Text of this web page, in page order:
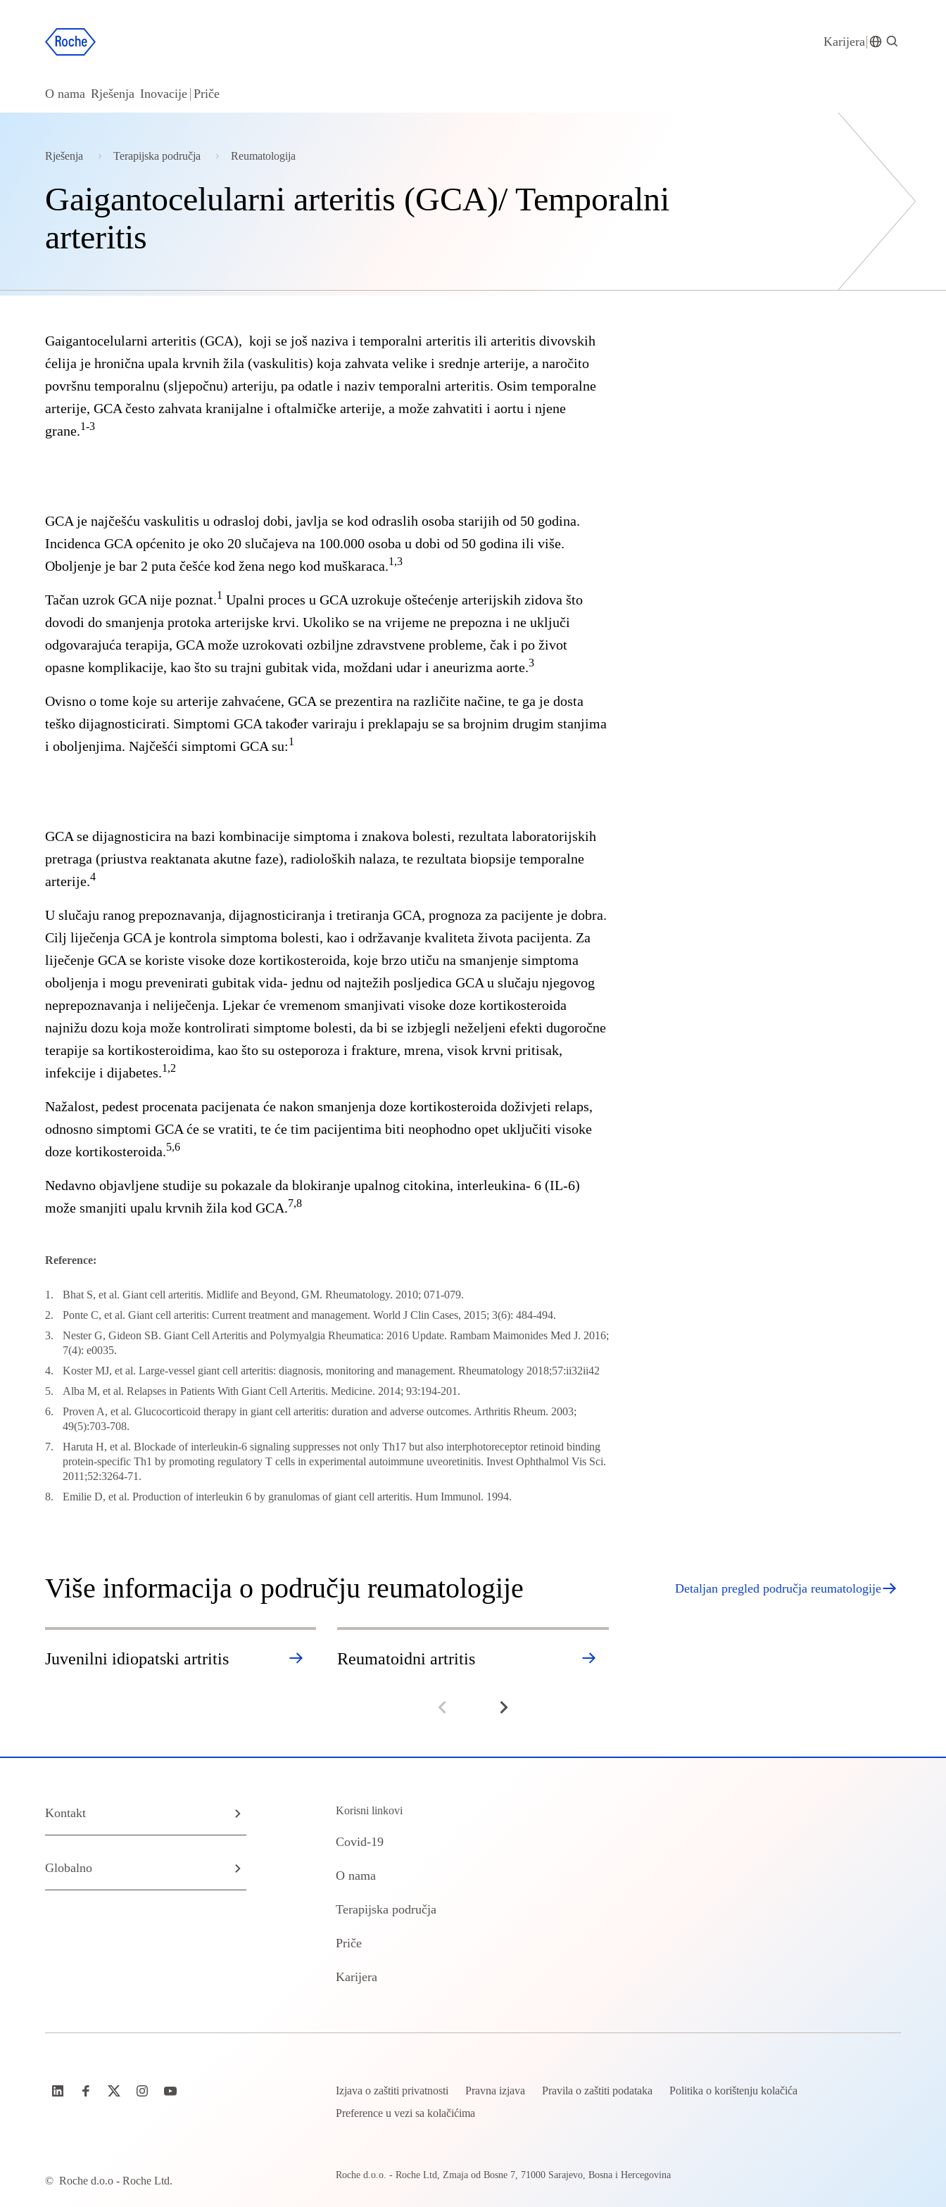
Karijera
O nama Rješenja Inovacije Priče
Rješenja Terapijska područja Reumatologija
Gaigantocelularni arteritis (GCA)/ Temporalni
arteritis
Gaigantocelularni arteritis (GCA), koji se još naziva i temporalni arteritis ili arteritis divovskih
ćelija je hronična upala krvnih žila (vaskulitis) koja zahvata velike i srednje arterije, a naročito
površnu temporalnu (sljepočnu) arteriju, pa odatle i naziv temporalni arteritis. Osim temporalne
arterije, GCA često zahvata kranijalne i oftalmičke arterije, a može zahvatiti i aortu i njene
grane.1-3
GCA je najčešću vaskulitis u odrasloj dobi, javlja se kod odraslih osoba starijih od 50 godina.
Incidenca GCA općenito je oko 20 slučajeva na 100.000 osoba u dobi od 50 godina ili više.
Oboljenje je bar 2 puta češće kod žena nego kod muškaraca.1,3
Tačan uzrok GCA nije poznat.1 Upalni proces u GCA uzrokuje oštećenje arterijskih zidova što
dovodi do smanjenja protoka arterijske krvi. Ukoliko se na vrijeme ne prepozna i ne uključi
odgovarajuća terapija, GCA može uzrokovati ozbiljne zdravstvene probleme, čak i po život
opasne komplikacije, kao što su trajni gubitak vida, moždani udar i aneurizma aorte.3
Ovisno o tome koje su arterije zahvaćene, GCA se prezentira na različite načine, te ga je dosta
teško dijagnosticirati. Simptomi GCA također variraju i preklapaju se sa brojnim drugim stanjima
i oboljenjima. Najčešći simptomi GCA su:1
GCA se dijagnosticira na bazi kombinacije simptoma i znakova bolesti, rezultata laboratorijskih
pretraga (priustva reaktanata akutne faze), radioloških nalaza, te rezultata biopsije temporalne
arterije.4
U slučaju ranog prepoznavanja, dijagnosticiranja i tretiranja GCA, prognoza za pacijente je dobra.
Cilj liječenja GCA je kontrola simptoma bolesti, kao i održavanje kvaliteta života pacijenta. Za
liječenje GCA se koriste visoke doze kortikosteroida, koje brzo utiču na smanjenje simptoma
oboljenja i mogu prevenirati gubitak vida- jednu od najtežih posljedica GCA u slučaju njegovog
neprepoznavanja i neliječenja. Ljekar će vremenom smanjivati visoke doze kortikosteroida
najnižu dozu koja može kontrolirati simptome bolesti, da bi se izbjegli neželjeni efekti dugoročne
terapije sa kortikosteroidima, kao što su osteporoza i frakture, mrena, visok krvni pritisak,
infekcije i dijabetes.1,2
Nažalost, pedest procenata pacijenata će nakon smanjenja doze kortikosteroida doživjeti relaps,
odnosno simptomi GCA će se vratiti, te će tim pacijentima biti neophodno opet uključiti visoke
doze kortikosteroida.5,6
Nedavno objavljene studije su pokazale da blokiranje upalnog citokina, interleukina- 6 (IL-6)
može smanjiti upalu krvnih žila kod GCA.7,8
Reference:
Bhat S, et al. Giant cell arteritis. Midlife and Beyond, GM. Rheumatology. 2010; 071-079.
Ponte C, et al. Giant cell arteritis: Current treatment and management. World J Clin Cases, 2015; 3(6): 484-494.
Nester G, Gideon SB. Giant Cell Arteritis and Polymyalgia Rheumatica: 2016 Update. Rambam Maimonides Med J. 2016;
7(4): e0035.
Koster MJ, et al. Large-vessel giant cell arteritis: diagnosis, monitoring and management. Rheumatology 2018;57:ii32ii42
Alba M, et al. Relapses in Patients With Giant Cell Arteritis. Medicine. 2014; 93:194-201.
Proven A, et al. Glucocorticoid therapy in giant cell arteritis: duration and adverse outcomes. Arthritis Rheum. 2003;
49(5):703-708.
Haruta H, et al. Blockade of interleukin-6 signaling suppresses not only Th17 but also interphotoreceptor retinoid binding
protein-specific Th1 by promoting regulatory T cells in experimental autoimmune uveoretinitis. Invest Ophthalmol Vis Sci.
2011;52:3264-71.
Emilie D, et al. Production of interleukin 6 by granulomas of giant cell arteritis. Hum Immunol. 1994.
Više informacija o području reumatologije Detaljan pregled područja reumatologije
Juvenilni idiopatski artritis Reumatoidni artritis
Kontakt
Globalno
Korisni linkovi
Covid-19
O nama
Terapijska područja
Priče
Karijera
Izjava o zaštiti privatnosti Pravna izjava Pravila o zaštiti podataka
Politika o korištenju kolačića
Preference u vezi sa kolačićima
© Roche d.o.o - Roche Ltd. Roche d.o.o. - Roche Ltd, Zmaja od Bosne 7, 71000 Sarajevo, Bosna i Hercegovina